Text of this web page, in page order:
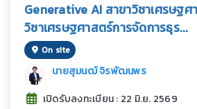
Generative AI สาขาวิชาเศรษฐ
วิชาเศรษฐศาสตร์การจัดการธุร...
On site
นายสุมนฒ์ จิรพัฒนพร
เปิดรับลงทะเบียน : 22 มิ.ย. 2569